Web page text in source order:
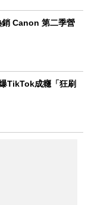
銷 Canon 第二季營
TikTok成癮「狂刷